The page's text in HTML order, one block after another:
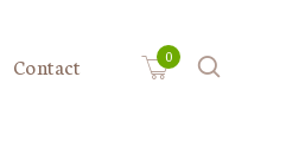
Contact